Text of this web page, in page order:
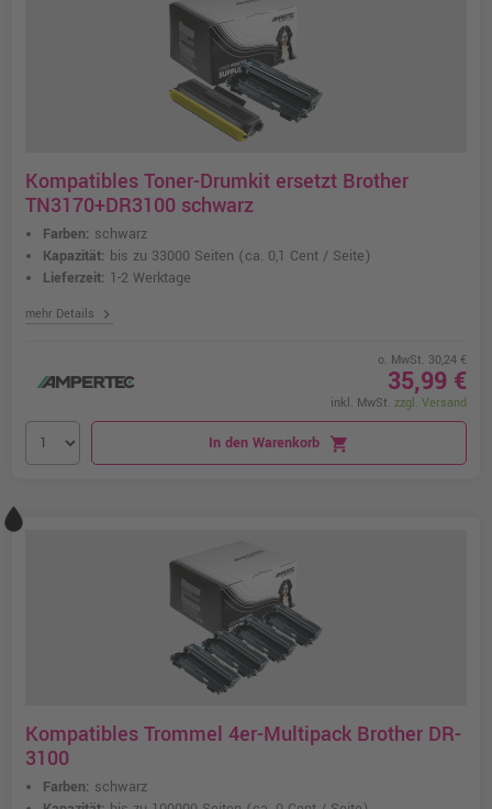
Kompatibles Toner-Drumkit ersetzt Brother
TN3170+DR3100 schwarz
Farben: schwarz
Kapazität: bis zu 33000 Seiten (ca. 0,1 Cent / Seite)
Lieferzeit: 1-2 Werktage
mehr Details chevron_right
o. MwSt. 30,24 €
35,99 €
inkl. MwSt. zzgl. Versand
In den Warenkorb shopping_cart
Kompatibles Trommel 4er-Multipack Brother DR-
3100
Farben: schwarz